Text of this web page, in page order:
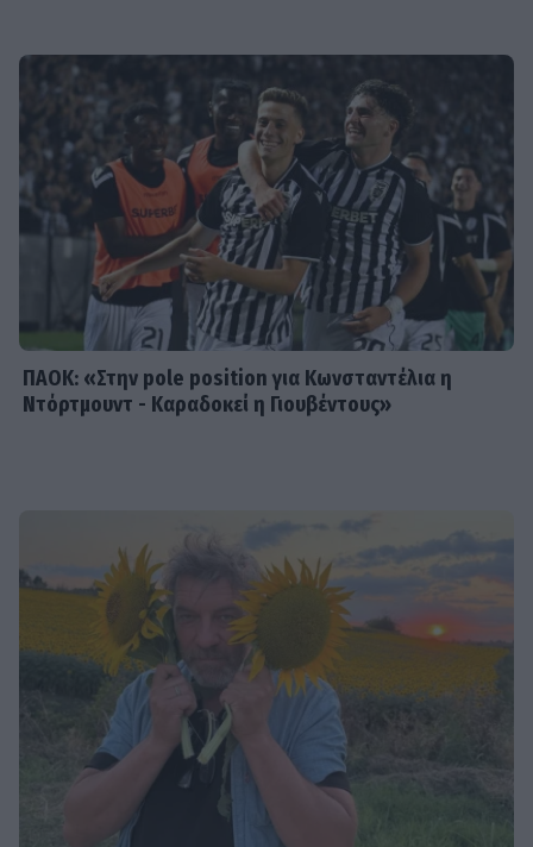
Κανακαρά: Τι σημαίνει ο τίτλος της
νέας σειράς του Mega - Το ιδιαίτερο
έθιμο της Καρπάθου
ΠΑΟΚ: «Στην pole position για Κωνσταντέλια η
Ντόρτμουντ - Καραδοκεί η Γιουβέντους»